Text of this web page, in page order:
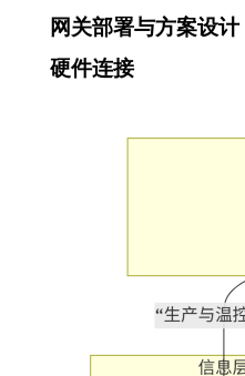
网关部署与方案设计
硬件连接